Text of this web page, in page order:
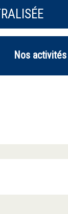
Nos activités